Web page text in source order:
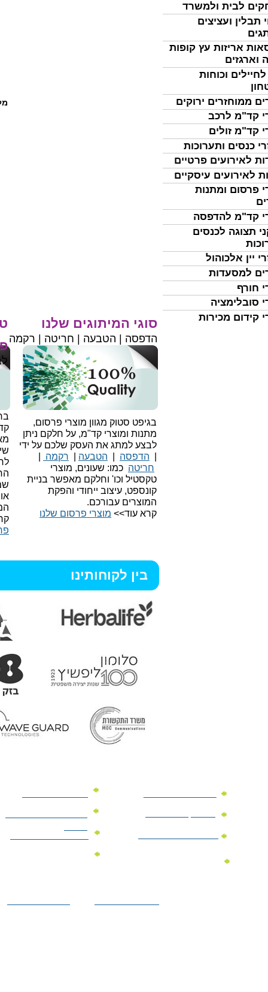
לבית ולמשרד
תבלין ועציצים
אריזות עץ קופות
וארגזים
לחיילים וכוחות
ממוחזרים ירוקים
קד"מ לרכב
קד"מ זולים
כנסים ותערוכות
לאירועים פרטיים
לאירועים עיסקיים
פרסום ומתנות
קד"מ להדפסה
תצוגה לכנסים
יין אלכוהול
למסעדות
חורף
סובלימציה
קידום מכירות
בגיפט סטוק מגוון מוצרי פרסום,
מתנות ומוצרי קד"מ, על חלקם ניתן
לבצע למתג את העסק שלכם על ידי
הדפסה הטבעה רקמה
חריטה כמו: שעונים, מוצרי
טקסטיל וכו' וחלקם מאפשר בניית
קונספט, עיצוב ייחודי והפקת
המוצרים עבורכם.
קרא עוד>> מוצרי פרסום שלנו
סוגי המיתוגים שלנו
הדפסה | הטבעה | חריטה | רקמה
בין לקוחותינו